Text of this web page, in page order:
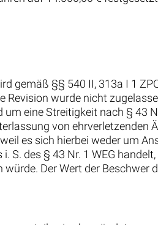
gemäß §§ 540 II, 313a I 1
wurde nicht
eine Streitigkeit nach § 43
von
es sich hierbei weder um
S. des § 43 Nr. 1 WEG
würde. Der Wert der